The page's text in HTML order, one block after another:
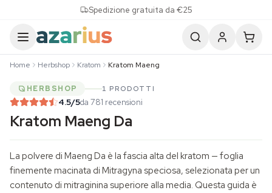
Spedizione gratuita da €25
Home Herbshop Kratom Kratom Maeng
HERBSHOP 1 PRODOTTI
4.5/5da 781 recensioni
Kratom Maeng Da
La polvere di Maeng Da è la fascia alta del kratom — foglia
finemente macinata di Mitragyna speciosa, selezionata per un
contenuto di mitraginina superiore alla media. Questa guida è